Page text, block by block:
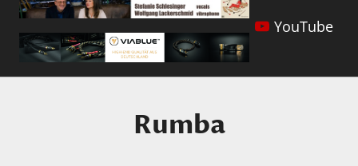
YouTube
Rumba